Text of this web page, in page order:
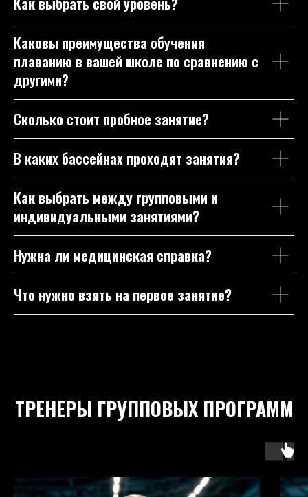
Каковы преимущества обучения
плаванию в вашей школе по сравнению с
другими?
Сколько стоит пробное занятие?
В каких бассейнах проходят занятия?
Как выбрать между групповыми и
индивидуальными занятиями?
Нужна ли медицинская справка?
Что нужно взять на первое занятие?
ТРЕНЕРЫ ГРУППОВЫХ ПРОГРАММ